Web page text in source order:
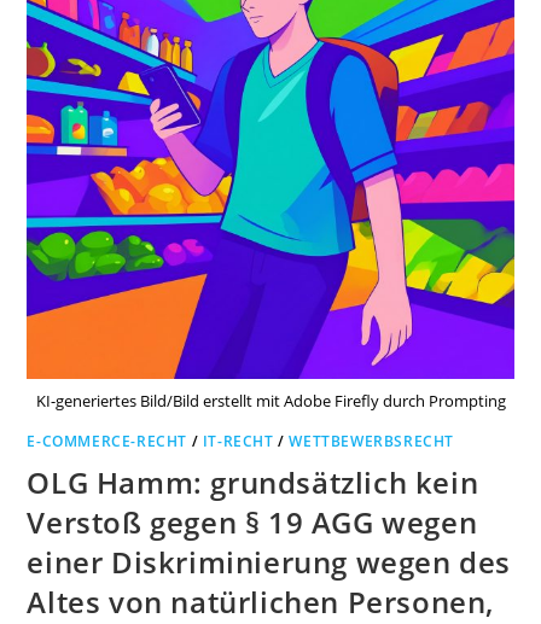
KI-generiertes Bild/Bild erstellt mit Adobe Firefly durch Prompting
E-COMMERCE-RECHT / IT-RECHT /WETTBEWERBSRECHT
OLG Hamm: grundsätzlich kein
Verstoß gegen § 19 AGG wegen
einer Diskriminierung wegen des
Altes von natürlichen Personen,